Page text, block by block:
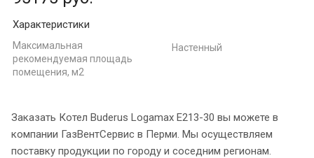
Характеристики
Максимальная
рекомендуемая площадь
помещения, м2
Настенный
Заказать Котел Buderus Logamax E213-30 вы можете в
компании ГазВентСервис в Перми. Мы осуществляем
поставку продукции по городу и соседним регионам.